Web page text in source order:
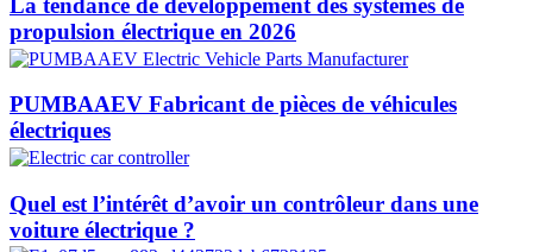
La tendance de développement des systèmes de
propulsion électrique en 2026
PUMBAAEV Fabricant de pièces de véhicules
électriques
Quel est l’intérêt d’avoir un contrôleur dans une
voiture électrique ?